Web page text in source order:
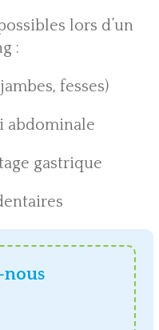
lors d’un
:
fesses)
abdominale
gastrique
nous